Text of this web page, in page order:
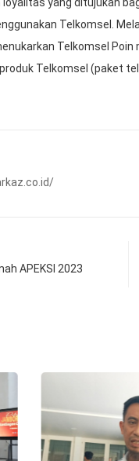
Telkomsel.
Telkomsel
Telkomsel (paket
APEKSI 2023